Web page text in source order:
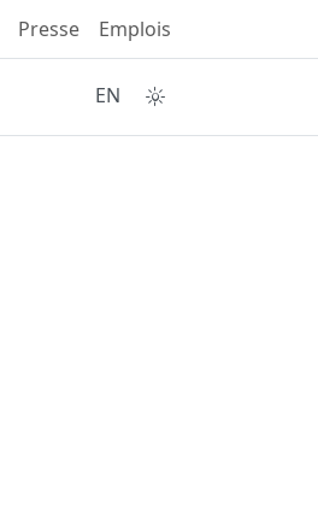
Presse Emplois
EN